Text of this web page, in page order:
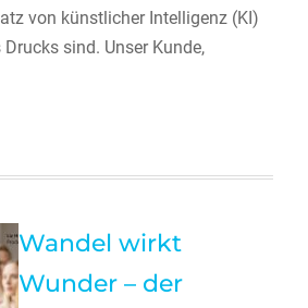
von künstlicher Intelligenz (KI)
sind. Unser Kunde,
Wandel wirkt
Wunder – der